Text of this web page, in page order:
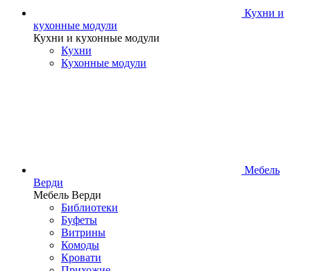
Кухни и
кухонные модули
Кухни и кухонные модули
Кухни
Кухонные модули
Мебель
Верди
Мебель Верди
Библиотеки
Буфеты
Витрины
Комоды
Кровати